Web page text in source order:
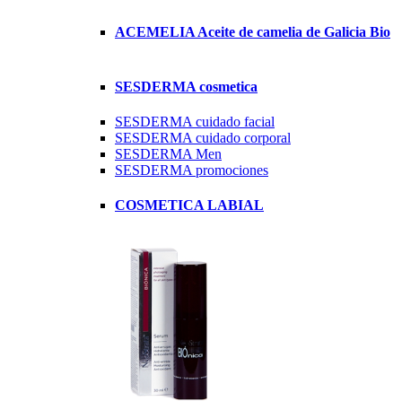
ACEMELIA Aceite de camelia de Galicia Bio
SESDERMA cosmetica
SESDERMA cuidado facial
SESDERMA cuidado corporal
SESDERMA Men
SESDERMA promociones
COSMETICA LABIAL